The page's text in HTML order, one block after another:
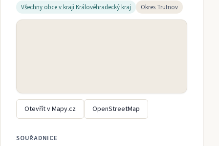
Všechny obce v kraji Královéhradecký kraj Okres Trutnov
Otevřít v Mapy.cz OpenStreetMap
SOUŘADNICE